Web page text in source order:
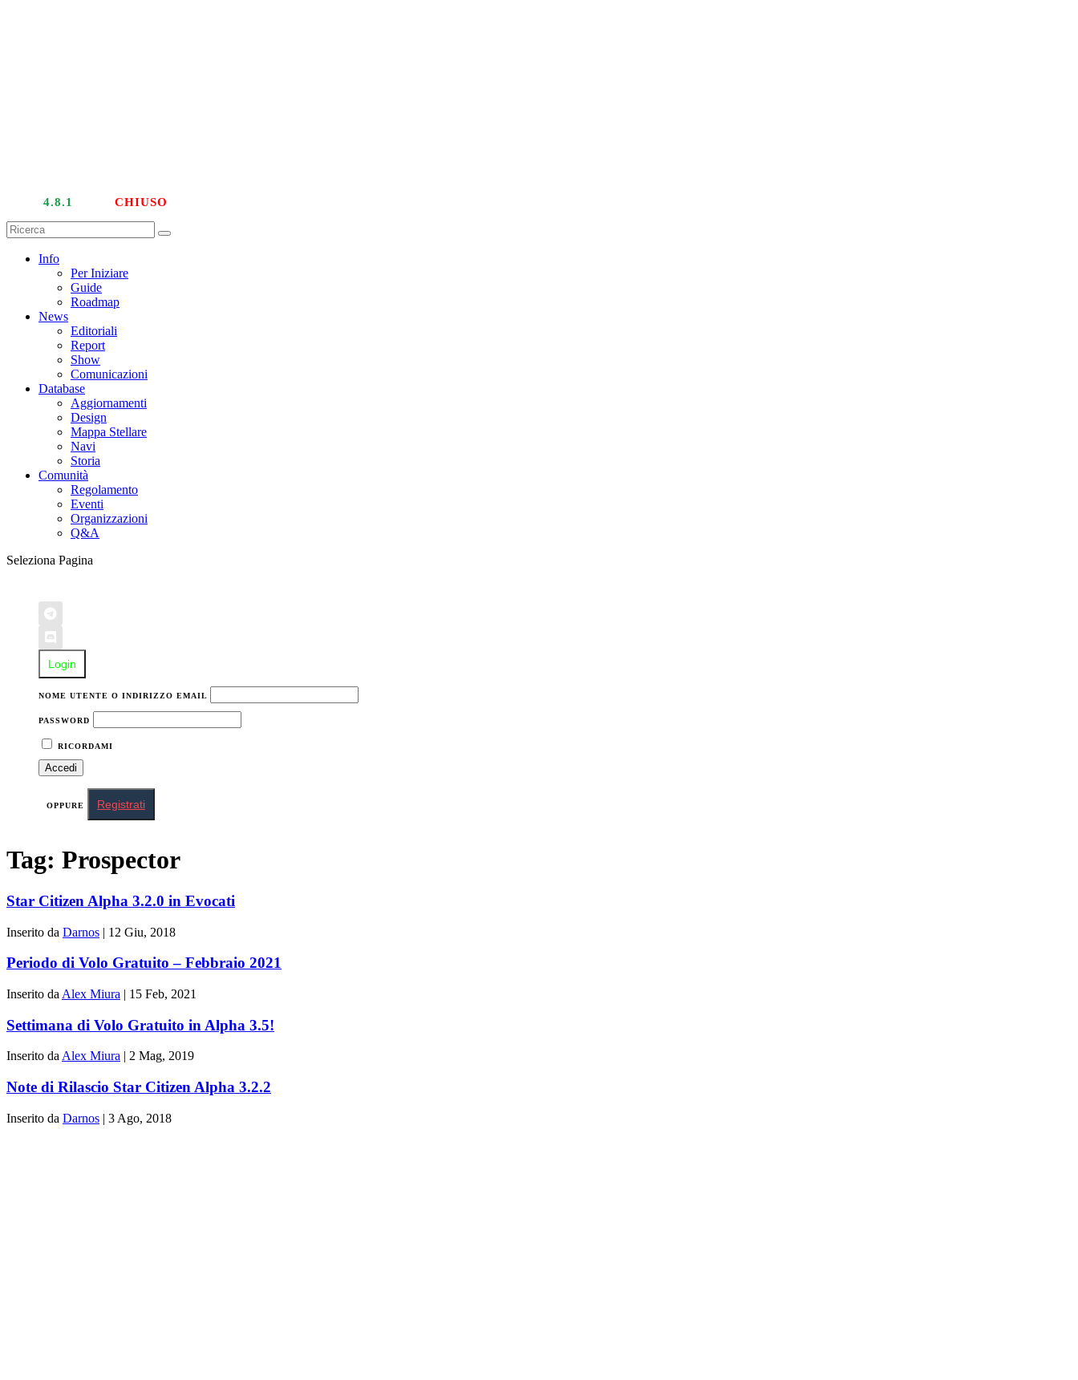
4.8.1 CHIUSO
Info
Per Iniziare
Guide
Roadmap
News
Editoriali
Report
Show
Comunicazioni
Database
Aggiornamenti
Design
Mappa Stellare
Navi
Storia
Comunità
Regolamento
Eventi
Organizzazioni
Q&A
Seleziona Pagina
Login
NOME UTENTE O INDIRIZZO EMAIL
PASSWORD
RICORDAMI
OPPURE Registrati
Tag: Prospector
Star Citizen Alpha 3.2.0 in Evocati
Inserito da Darnos | 12 Giu, 2018
Periodo di Volo Gratuito – Febbraio 2021
Inserito da Alex Miura | 15 Feb, 2021
Settimana di Volo Gratuito in Alpha 3.5!
Inserito daAlex Miura 2 Mag, 2019
Note di Rilascio Star Citizen Alpha 3.2.2
Inserito da Darnos | 3 Ago, 2018